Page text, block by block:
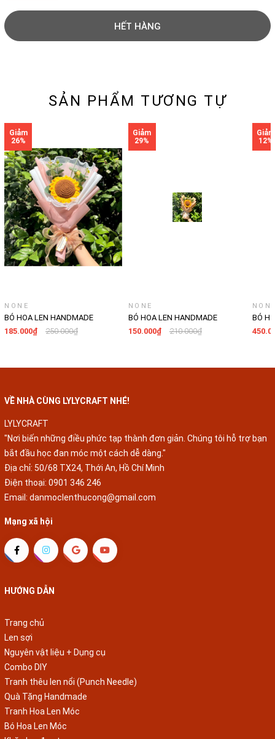
HẾT HÀNG
SẢN PHẨM TƯƠNG TỰ
NONE
BÓ HOA LEN HANDMADE
LYLYCRAFT, HOA LEN ĐAN MÓC
185.000₫ 250.000₫
NONE
BÓ HOA LEN HANDMADE
LYLYCRAFT, HOA LEN ĐAN MÓC
150.000₫ 210.000₫
BÓ
VỀ NHÀ CÙNG LYLYCRAFT NHÉ!
LYLYCRAFT
"Nơi biến những điều phức tạp thành đơn giản. Chúng tôi hỗ trợ bạn
bắt đầu học đan móc một cách dễ dàng."
Địa chỉ: 50/68 TX24, Thới An, Hồ Chí Minh
Điện thoại: 0901 346 246
Email: danmoclenthucong@gmail.com
Mạng xã hội
HƯỚNG DẪN
Trang chủ
Len sợi
Nguyên vật liệu + Dụng cụ
Combo DIY
Tranh thêu len nổi (Punch Needle)
Quà Tặng Handmade
Tranh Hoa Len Móc
Bó Hoa Len Móc